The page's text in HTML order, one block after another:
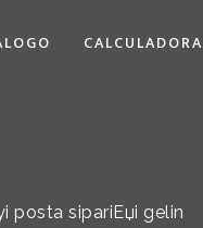
CALCULADORA
posta sipariЕџi gelin